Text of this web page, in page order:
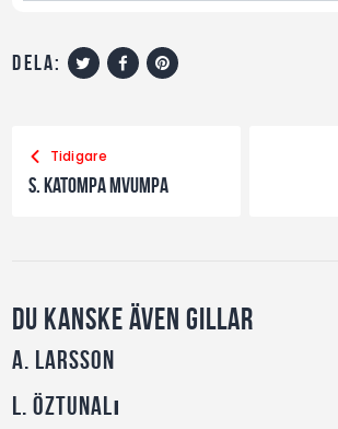
dela:
Tidigare
S. Katompa Mvumpa
Du kanske även gillar
A. Larsson
L. Öztunalı